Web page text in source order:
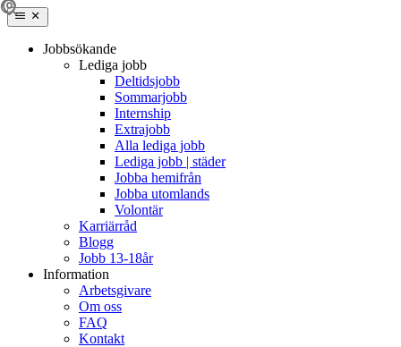
Jobbsökande
Lediga jobb
Deltidsjobb
Sommarjobb
Internship
Extrajobb
Alla lediga jobb
Lediga jobb | städer
Jobba hemifrån
Jobba utomlands
Volontär
Karriärråd
Blogg
Jobb 13-18år
Information
Arbetsgivare
Om oss
FAQ
Kontakt